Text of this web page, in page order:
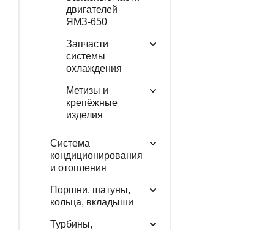
двигателей
ЯМЗ-650
Запчасти
системы
охлаждения
Метизы и
крепёжные
изделия
Система
кондиционирования
и отопления
Поршни, шатуны,
кольца, вкладыши
Турбины,